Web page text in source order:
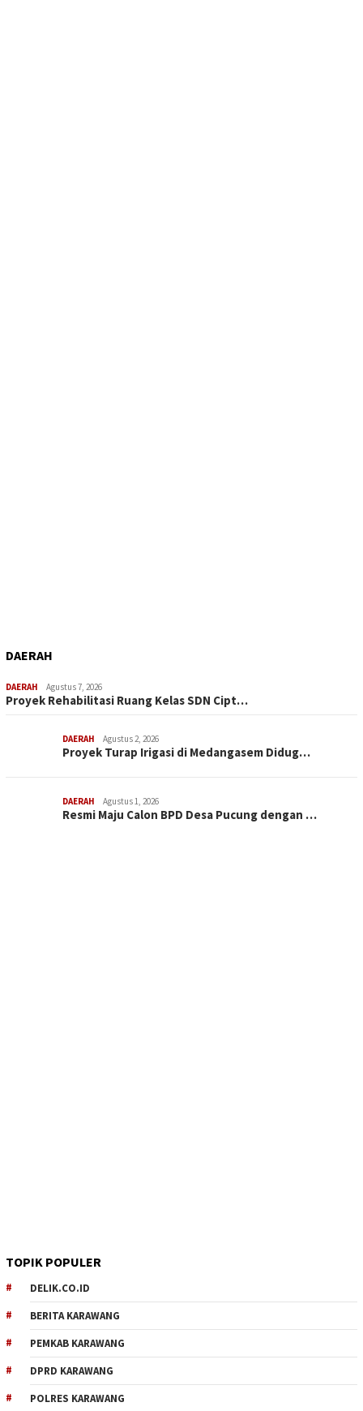
DAERAH
DAERAH Agustus 7, 2026
Proyek Rehabilitasi Ruang Kelas SDN Cipt…
DAERAH Agustus 2, 2026
Proyek Turap Irigasi di Medangasem Didug…
DAERAH Agustus 1, 2026
Resmi Maju Calon BPD Desa Pucung dengan …
TOPIK POPULER
DELIK.CO.ID
BERITA KARAWANG
PEMKAB KARAWANG
DPRD KARAWANG
POLRES KARAWANG